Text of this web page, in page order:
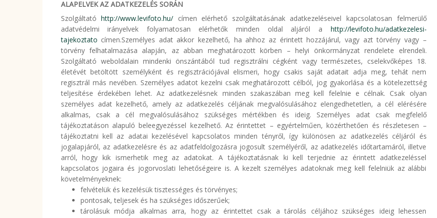
ALAPELVEK AZ ADATKEZELÉS SORÁN
Szolgáltatóhttp://www.levifoto.hu/ címen elérhető szolgáltatásának adatkezeléseivel kapcsolatosan felmerülő
adatvédelmi irányelvek folyamatosan elérhetők minden oldal aljáról a http://levifoto.hu/adatkezelesi-
tajekoztato címen.Személyes adat akkor kezelhető, ha ahhoz az érintett hozzájárul, vagy azt törvény vagy –
törvény felhatalmazása alapján, az abban meghatározott körben – helyi önkormányzat rendelete elrendeli.
Szolgáltató weboldalain mindenki önszántából tud regisztrálni cégként vagy természetes, cselekvőképes 18.
életévét betöltött személyként és regisztrációjával elismeri, hogy csakis saját adatait adja meg, tehát nem
regisztrál más nevében. Személyes adatot kezelni csak meghatározott célból, jog gyakorlása és a kötelezettség
teljesítése érdekében lehet. Az adatkezelésnek minden szakaszában meg kell felelnie e célnak. Csak olyan
személyes adat kezelhető, amely az adatkezelés céljának megvalósulásához elengedhetetlen, a cél elérésére
alkalmas, csak a cél megvalósulásához szükséges mértékben és ideig. Személyes adat csak megfelelő
tájékoztatáson alapuló beleegyezéssel kezelhető. Az érintettet – egyértelműen, közérthetően és részletesen –
tájékoztatni kell az adatai kezelésével kapcsolatos minden tényről, így különösen az adatkezelés céljáról és
jogalapjáról, az adatkezelésre és az adatfeldolgozásra jogosult személyéről, az adatkezelés időtartamáról, illetve
arról, hogy kik ismerhetik meg az adatokat. A tájékoztatásnak ki kell terjednie az érintett adatkezeléssel
kapcsolatos jogaira és jogorvoslati lehetőségeire is. A kezelt személyes adatoknak meg kell felelniük az alábbi
követelményeknek:
felvételük és kezelésük tisztességes és törvényes;
pontosak, teljesek és ha szükséges időszerűek;
tárolásuk módja alkalmas arra, hogy az érintettet csak a tárolás céljához szükséges ideig lehessen